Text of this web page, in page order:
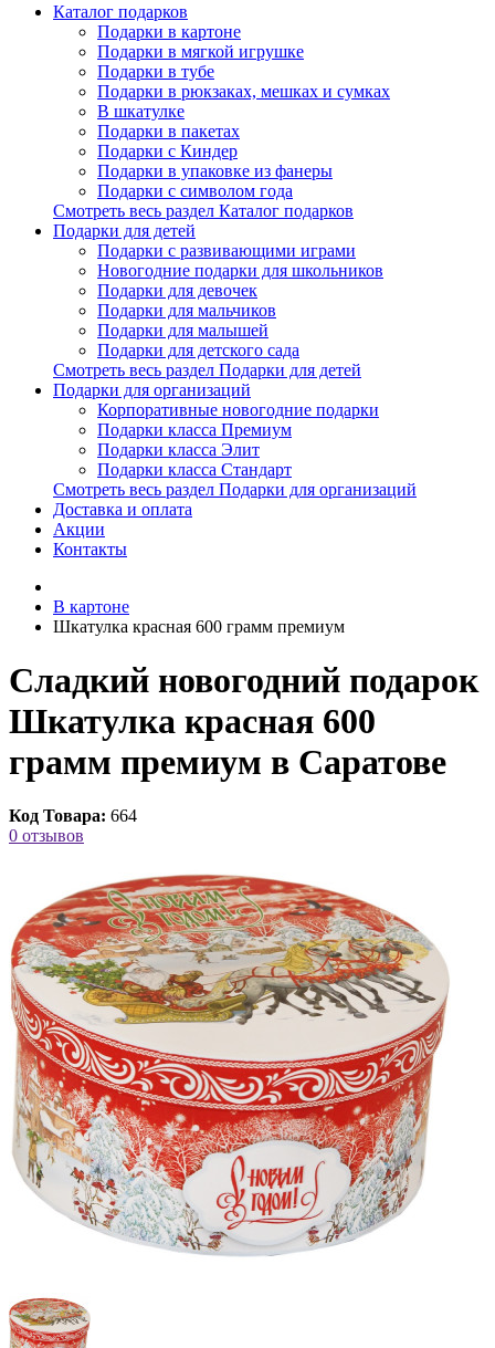
Каталог подарков
Подарки в картоне
Подарки в мягкой игрушке
Подарки в тубе
Подарки в рюкзаках, мешках и сумках
В шкатулке
Подарки в пакетах
Подарки с Киндер
Подарки в упаковке из фанеры
Подарки с символом года
Смотреть весь раздел Каталог подарков
Подарки для детей
Подарки с развивающими играми
Новогодние подарки для школьников
Подарки для девочек
Подарки для мальчиков
Подарки для малышей
Подарки для детского сада
Смотреть весь раздел Подарки для детей
Подарки для организаций
Корпоративные новогодние подарки
Подарки класса Премиум
Подарки класса Элит
Подарки класса Стандарт
Смотреть весь раздел Подарки для организаций
Доставка и оплата
Акции
Контакты
В картоне
Шкатулка красная 600 грамм премиум
Сладкий новогодний подарок
Шкатулка красная 600
грамм премиум в Саратове
Код Товара: 664
0 отзывов